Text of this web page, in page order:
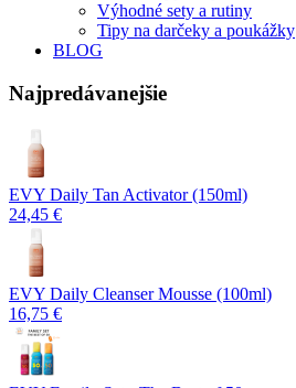
Výhodné sety a rutiny
Tipy na darčeky a poukážky
BLOG
Najpredávanejšie
EVY Daily Tan Activator (150ml)
24,45 €
EVY Daily Cleanser Mousse (100ml)
16,75 €